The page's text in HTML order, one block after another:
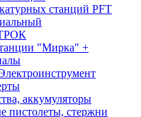
станций PFT
"Мирка" +
аккумуляторы
пистолеты, стержни